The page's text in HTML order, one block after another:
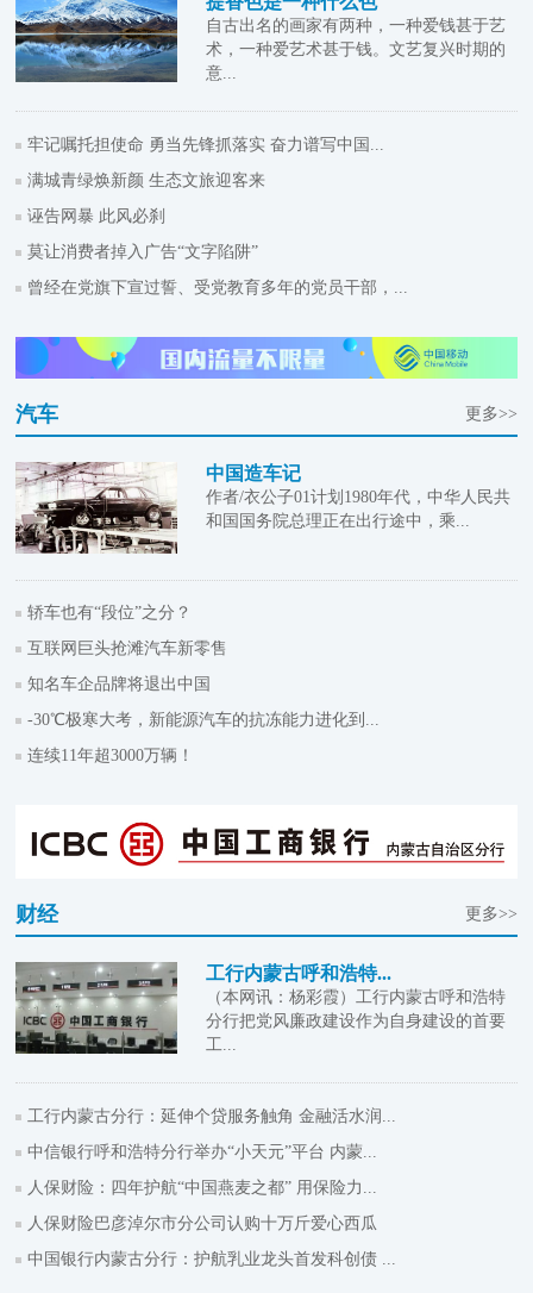
自古出名的画家有两种，一种爱钱甚于艺
术，一种爱艺术甚于钱。文艺复兴时期的
意...
牢记嘱托担使命 勇当先锋抓落实 奋力谱写中国...
满城青绿焕新颜 生态文旅迎客来
诬告网暴 此风必刹
莫让消费者掉入广告“文字陷阱”
曾经在党旗下宣过誓、受党教育多年的党员干部，...
汽车 更多>>
中国造车记
作者/衣公子01计划1980年代，中华人民共
和国国务院总理正在出行途中，乘...
轿车也有“段位”之分？
互联网巨头抢滩汽车新零售
知名车企品牌将退出中国
-30℃极寒大考，新能源汽车的抗冻能力进化到...
连续11年超3000万辆！
财经 更多>>
工行内蒙古呼和浩特...
（本网讯：杨彩霞）工行内蒙古呼和浩特
分行把党风廉政建设作为自身建设的首要
工...
工行内蒙古分行：延伸个贷服务触角 金融活水润...
中信银行呼和浩特分行举办“小天元”平台 内蒙...
人保财险：四年护航“中国燕麦之都” 用保险力...
人保财险巴彦淖尔市分公司认购十万斤爱心西瓜
中国银行内蒙古分行：护航乳业龙头首发科创债 ...